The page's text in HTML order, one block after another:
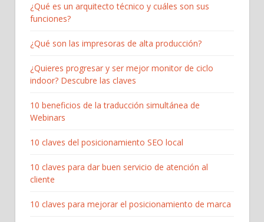
¿Qué es un arquitecto técnico y cuáles son sus
funciones?
¿Qué son las impresoras de alta producción?
¿Quieres progresar y ser mejor monitor de ciclo
indoor? Descubre las claves
10 beneficios de la traducción simultánea de
Webinars
10 claves del posicionamiento SEO local
10 claves para dar buen servicio de atención al
cliente
10 claves para mejorar el posicionamiento de marca